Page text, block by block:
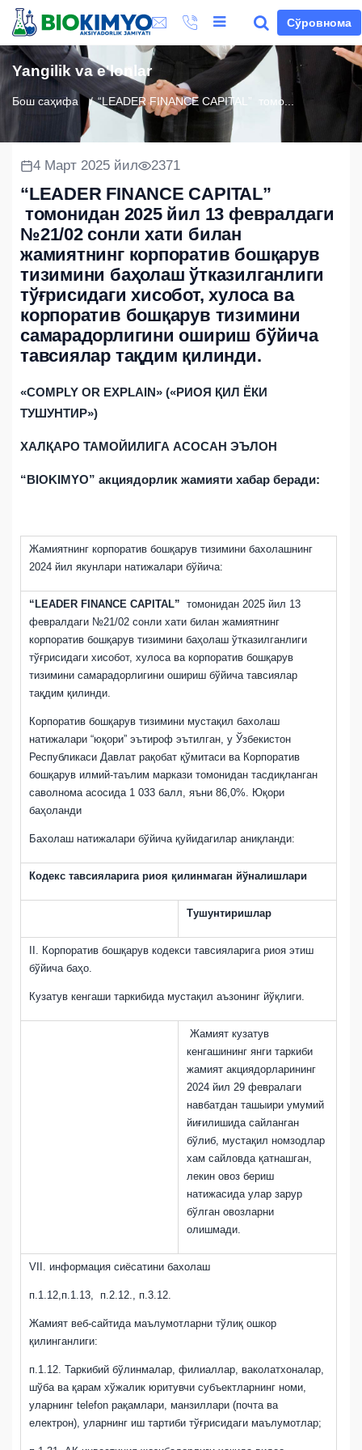
Сўровнома
Yangilik va e'lonlar
Бош саҳифа “LEADER FINANCE CAPITAL” томо...
4 Март 2025 йил 2371
“LEADER FINANCE CAPITAL”
томонидан 2025 йил 13 февралдаги
№21/02 сонли хати билан
жамиятнинг корпоратив бошқарув
тизимини баҳолаш ўтказилганлиги
тўғрисидаги хисобот, хулоса ва
корпоратив бошқарув тизимини
самарадорлигини ошириш бўйича
тавсиялар тақдим қилинди.
«COMPLY OR EXPLAIN» («РИОЯ ҚИЛ ЁКИ
ТУШУНТИР»)
ХАЛҚАРО ТАМОЙИЛИГА АСОСАН ЭЪЛОН
“BIOKIMYO” акциядорлик жамияти хабар беради:
Жамиятнинг корпоратив бошқарув тизимини бахолашнинг
2024 йил якунлари натижалари бўйича:
“LEADER FINANCE CAPITAL” томонидан 2025 йил 13
февралдаги №21/02 сонли хати билан жамиятнинг
корпоратив бошқарув тизимини баҳолаш ўтказилганлиги
тўғрисидаги хисобот, хулоса ва корпоратив бошқарув
тизимини самарадорлигини ошириш бўйича тавсиялар
тақдим қилинди.
Корпоратив бошқарув тизимини мустақил бахолаш
натижалари “юқори” эътироф эътилган, у Ўзбекистон
Республикаси Давлат рақобат қўмитаси ва Корпоратив
бошқарув илмий-таълим маркази томонидан тасдиқланган
саволнома асосида 1 033 балл, яъни 86,0%. Юқори
баҳоланди
Бахолаш натижалари бўйича қуйидагилар аниқланди:
Кодекс тавсияларига риоя қилинмаган йўналишлари
Тушунтиришлар
. Корпоратив бошқарув кодекси тавсияларига риоя этиш
бўйича баҳо.
Кузатув кенгаши таркибида мустақил аъзонинг йўқлиги.
Жамият кузатув
кенгашининг янги таркиби
жамият акциядорларининг
2024 йил 29 февралаги
навбатдан ташыири умумий
йиғилишида сайланган
бўлиб, мустақил номзодлар
хам сайловда қатнашган,
лекин овоз бериш
натижасида улар зарур
бўлган овозларни
олишмади.
VII. информация сиёсатини бахолаш
п.1.12,п.1.13, п.2.12., п.3.12.
Жамият веб-сайтида маълумотларни тўлиқ ошкор
қилинганлиги:
п.1.12. Таркибий бўлинмалар, филиаллар, ваколатхоналар,
шўба ва қарам хўжалик юритувчи субъектларнинг номи,
уларнинг telefon рақамлари, манзиллари (почта ва
електрон), уларнинг иш тартиби тўғрисидаги маълумотлар;